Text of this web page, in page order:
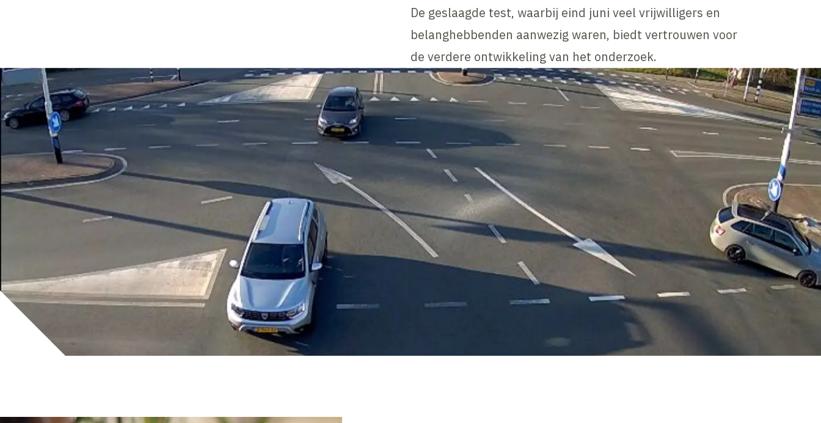
De geslaagde test, waarbij eind juni veel vrijwilligers en
belanghebbenden aanwezig waren, biedt vertrouwen voor
de verdere ontwikkeling van het onderzoek.